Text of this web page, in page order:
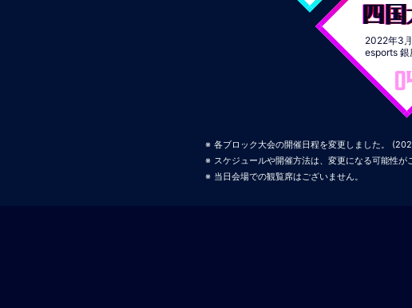
四
2022年3
esports
各ブロック大会の開催日程を変更しました。
スケジュールや開催方法は、変更になる可能性が
当日会場での観覧席はございません。